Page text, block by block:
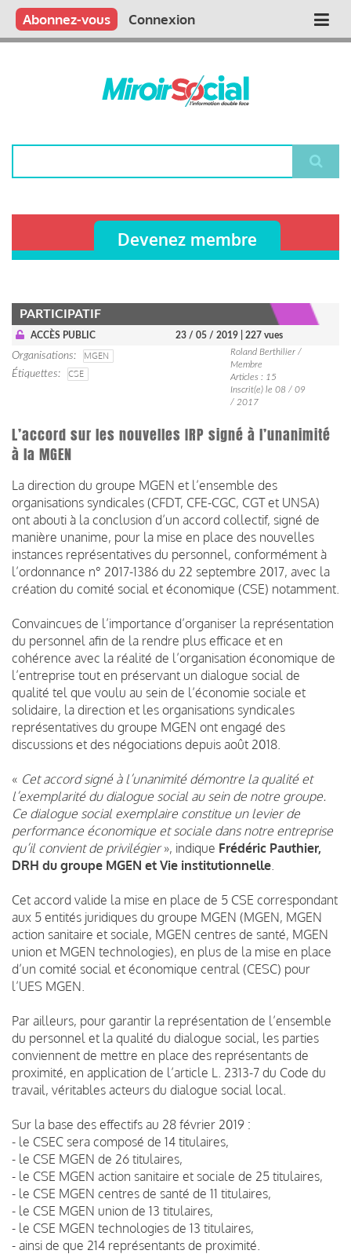
Aller
contenu
Main
Qui sommes nous ?
Vous publiez
Nous publions
Contactez-nous
Abonnez-vous Connexion
Devenez membre
PARTICIPATIF
ACCÈS PUBLIC 23 / 05 / 2019 | 227 vues
Organisations
MGEN
Étiquettes
CSE
Roland Berthilier /
Membre
Articles : 15
Inscrit(e) le 08 / 09
/ 2017
L’accord sur les nouvelles IRP signé à l’unanimité
à la MGEN
La direction du groupe MGEN et l’ensemble des
organisations syndicales (CFDT, CFE-CGC, CGT et UNSA)
ont abouti à la conclusion d’un accord collectif, signé de
manière unanime, pour la mise en place des nouvelles
instances représentatives du personnel, conformément à
l’ordonnance n° 2017-1386 du 22 septembre 2017, avec la
création du comité social et économique (CSE) notamment.
Convaincues de l’importance d’organiser la représentation
du personnel afin de la rendre plus efficace et en
cohérence avec la réalité de l’organisation économique de
l’entreprise tout en préservant un dialogue social de
qualité tel que voulu au sein de l’économie sociale et
solidaire, la direction et les organisations syndicales
représentatives du groupe MGEN ont engagé des
discussions et des négociations depuis août 2018.
« Cet accord signé à l’unanimité démontre la qualité et
l’exemplarité du dialogue social au sein de notre groupe.
Ce dialogue social exemplaire constitue un levier de
performance économique et sociale dans notre entreprise
qu’il convient de privilégier», indique Frédéric Pauthier,
DRH du groupe MGEN et Vie institutionnelle
Cet accord valide la mise en place de 5 CSE correspondant
aux 5 entités juridiques du groupe MGEN (MGEN, MGEN
action sanitaire et sociale, MGEN centres de santé, MGEN
union et MGEN technologies), en plus de la mise en place
d’un comité social et économique central (CESC) pour
l’UES MGEN.
Par ailleurs, pour garantir la représentation de l’ensemble
du personnel et la qualité du dialogue social, les parties
conviennent de mettre en place des représentants de
proximité, en application de l’article L. 2313-7 du Code du
travail, véritables acteurs du dialogue social local.
Sur la base des effectifs au 28 février 2019 :
- le CSEC sera composé de 14 titulaires,
- le CSE MGEN de 26 titulaires,
- le CSE MGEN action sanitaire et sociale de 25 titulaires,
- le CSE MGEN centres de santé de 11 titulaires,
- le CSE MGEN union de 13 titulaires,
- le CSE MGEN technologies de 13 titulaires,
- ainsi de que 214 représentants de proximité.